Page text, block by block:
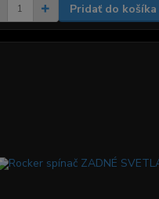
Pridať do košíka